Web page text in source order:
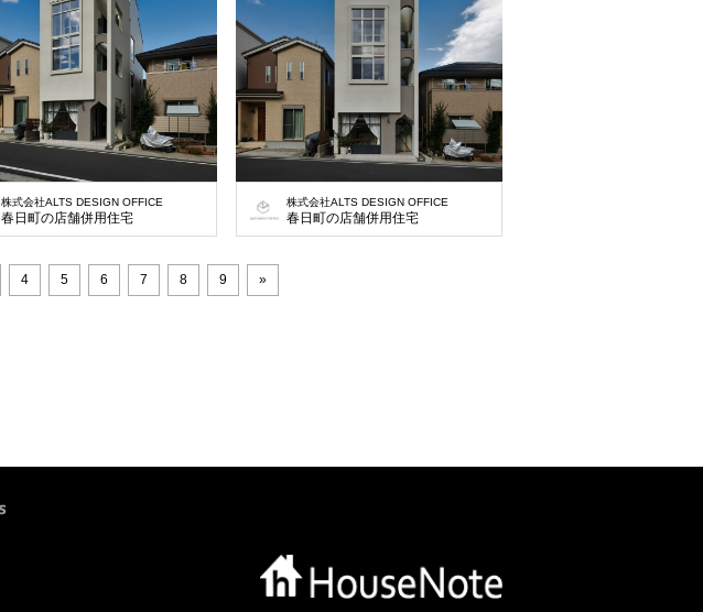
株式会社ALTS DESIGN OFFICE
春日町の店舗併用住宅
株式会社ALTS DESIGN OFFICE
春日町の店舗併用住宅
4 5 6 7 8 9 »